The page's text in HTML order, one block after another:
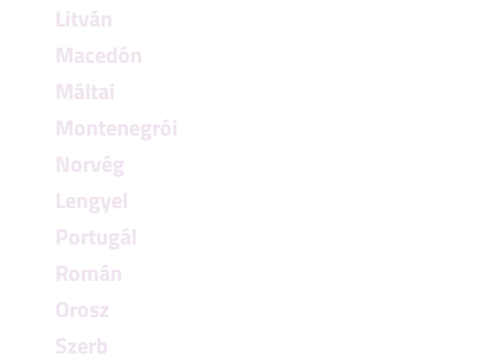
Litván
Macedón
Máltai
Montenegrói
Norvég
Lengyel
Portugál
Román
Orosz
Szerb